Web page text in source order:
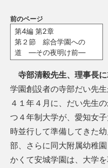
前のページ
第4編 第2章
第２節 綜合学園への
道 ―その夜明け前―
寺部清毅先生、理事長
学園創設者の寺部だい先
４１年４月に、だい先生
つ４年制大学が、愛知女
時並行して準備してきた
部、さらに同大附属幼稚
かくて安城学園は、大学